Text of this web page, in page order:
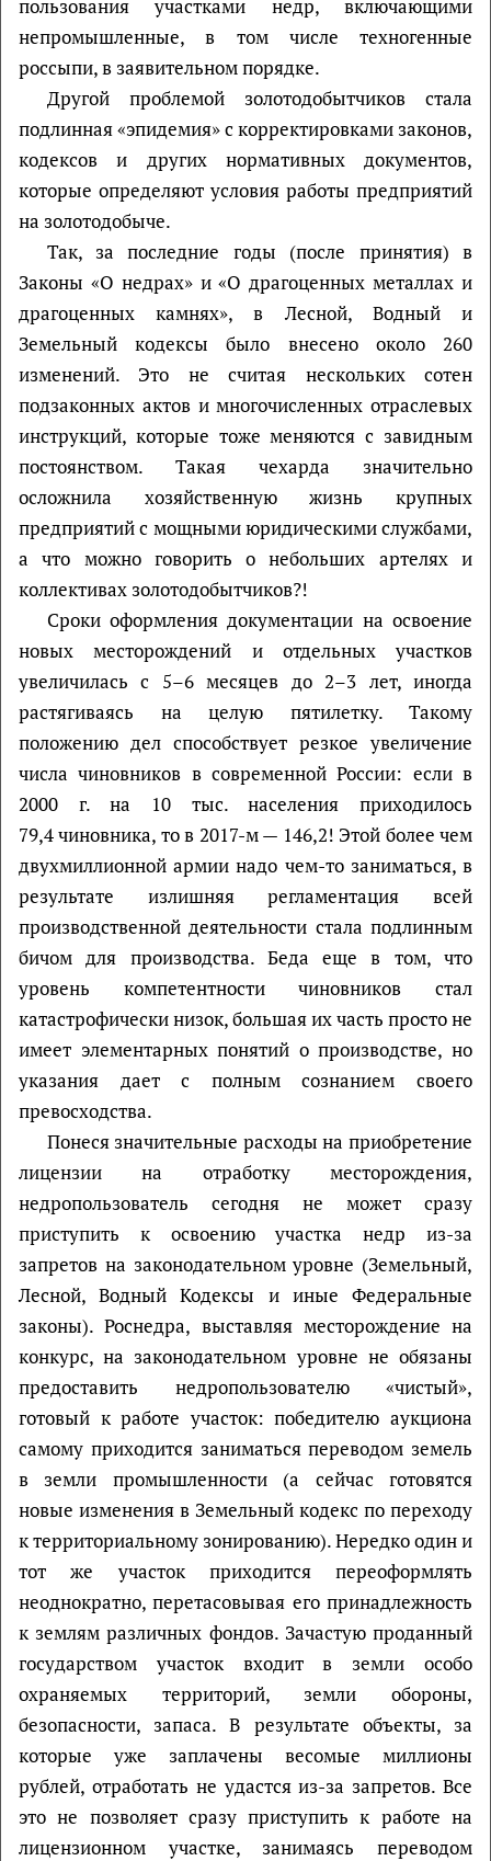
пользования участками недр, включающими
непромышленные, в том числе техногенные
россыпи, в заявительном порядке.
Другой проблемой золотодобытчиков стала
подлинная «эпидемия» с корректировками законов,
кодексов и других нормативных документов,
которые определяют условия работы предприятий
на золотодобыче.
Так, за последние годы (после принятия) в
Законы «О недрах» и «О драгоценных металлах и
драгоценных камнях», в Лесной, Водный и
Земельный кодексы было внесено около 260
изменений. Это не считая нескольких сотен
подзаконных актов и многочисленных отраслевых
инструкций, которые тоже меняются с завидным
постоянством. Такая чехарда значительно
осложнила хозяйственную жизнь крупных
предприятий с мощными юридическими службами,
а что можно говорить о небольших артелях и
коллективах золотодобытчиков?!
Сроки оформления документации на освоение
новых месторождений и отдельных участков
увеличилась с 5–6 месяцев до 2–3 лет, иногда
растягиваясь на целую пятилетку. Такому
положению дел способствует резкое увеличение
числа чиновников в современной России: если в
2000 г. на 10 тыс. населения приходилось
79,4 чиновника, то в 2017-м — 146,2! Этой более чем
двухмиллионной армии надо чем-то заниматься, в
результате излишняя регламентация всей
производственной деятельности стала подлинным
бичом для производства. Беда еще в том, что
уровень компетентности чиновников стал
катастрофически низок, большая их часть просто не
имеет элементарных понятий о производстве, но
указания дает с полным сознанием своего
превосходства.
Понеся значительные расходы на приобретение
лицензии на отработку месторождения,
недропользователь сегодня не может сразу
приступить к освоению участка недр из-за
запретов на законодательном уровне (Земельный,
Лесной, Водный Кодексы и иные Федеральные
законы). Роснедра, выставляя месторождение на
конкурс, на законодательном уровне не обязаны
предоставить недропользователю «чистый»,
готовый к работе участок: победителю аукциона
самому приходится заниматься переводом земель
в земли промышленности (а сейчас готовятся
новые изменения в Земельный кодекс по переходу
к территориальному зонированию). Нередко один и
тот же участок приходится переоформлять
неоднократно, перетасовывая его принадлежность
к землям различных фондов. Зачастую проданный
государством участок входит в земли особо
охраняемых территорий, земли обороны,
безопасности, запаса. В результате объекты, за
которые уже заплачены весомые миллионы
рублей, отработать не удастся из-за запретов. Все
это не позволяет сразу приступить к работе на
лицензионном участке, занимаясь переводом